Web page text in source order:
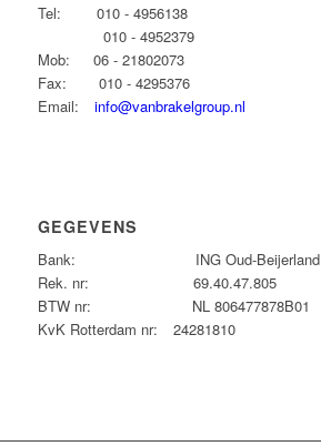
Tel:
010 - 4956138
010 - 4952379
Mob:
06 - 21802073
Fax:
010 - 4295376
Email:
info@vanbrakelgroup.nl
GEGEVENS
Bank:
ING Oud-Beijerland
Rek. nr:
69.40.47.805
BTW nr:
NL 806477878B01
KvK Rotterdam nr:
24281810